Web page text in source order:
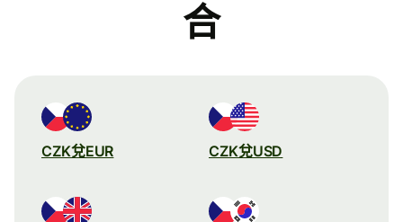
合
CZK兌EUR CZK兌USD